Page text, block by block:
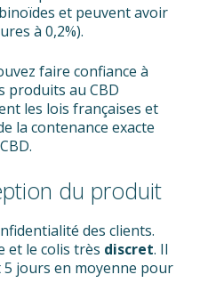
et peuvent avoir
à 0,2%).
faire confiance à
produits au CBD
les lois françaises et
la contenance exacte
du produit
des clients.
et le colis très discret. Il
jours en moyenne pour